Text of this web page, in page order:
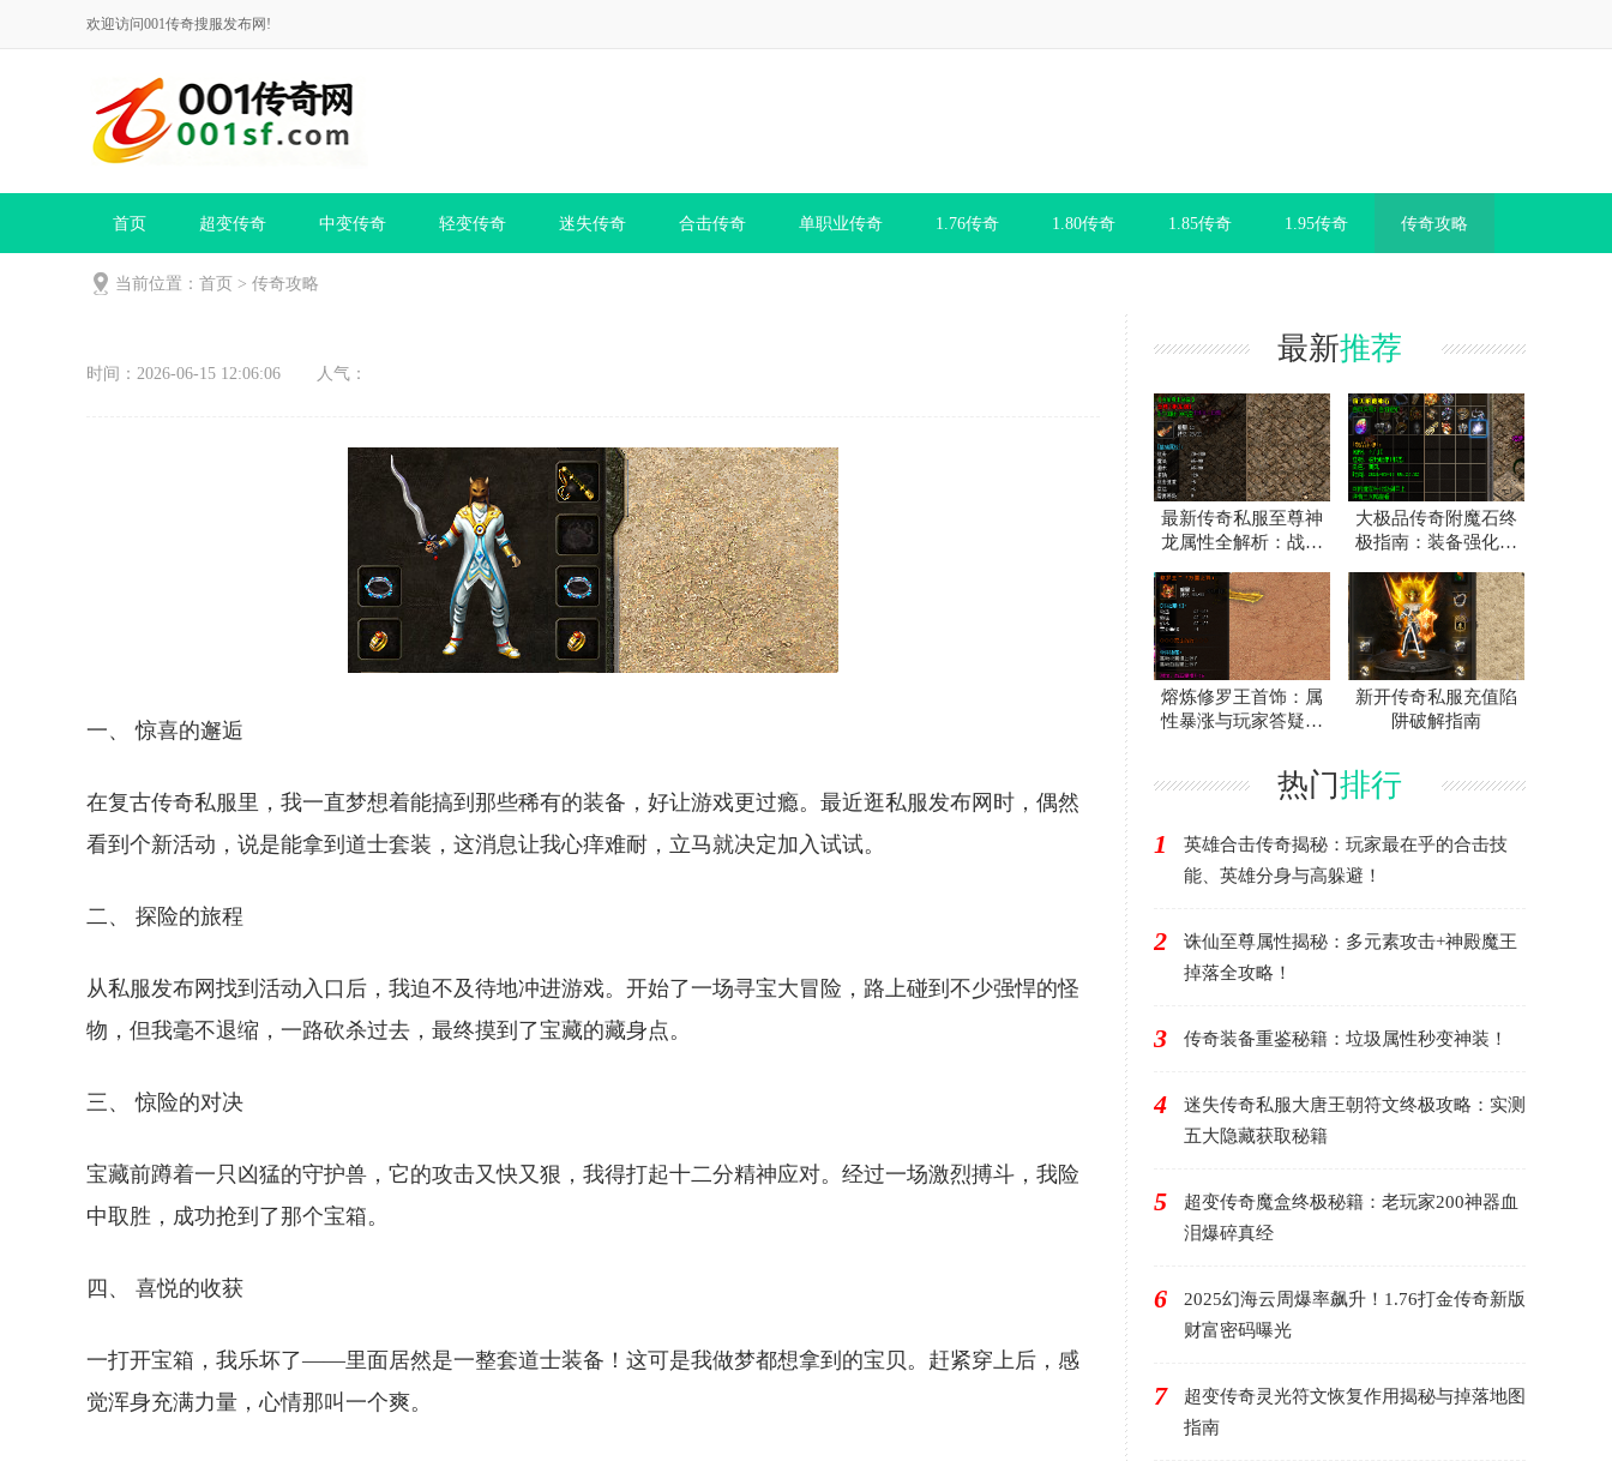
欢迎访问001传奇搜服发布网!
首页 超变传奇 中变传奇 轻变传奇 迷失传奇 合击传奇 单职业传奇 1.76传奇 1.80传奇 1.85传奇 1.95传奇 传奇攻略
当前位置： 首页 > 传奇攻略
时间：2026-06-15 12:06:06 人气：
一、 惊喜的邂逅
在复古传奇私服里，我一直梦想着能搞到那些稀有的装备，好让游戏更过瘾。最近逛私服发布网时，偶然
看到个新活动，说是能拿到道士套装，这消息让我心痒难耐，立马就决定加入试试。
二、 探险的旅程
从私服发布网找到活动入口后，我迫不及待地冲进游戏。开始了一场寻宝大冒险，路上碰到不少强悍的怪
物，但我毫不退缩，一路砍杀过去，最终摸到了宝藏的藏身点。
三、 惊险的对决
宝藏前蹲着一只凶猛的守护兽，它的攻击又快又狠，我得打起十二分精神应对。经过一场激烈搏斗，我险
中取胜，成功抢到了那个宝箱。
四、 喜悦的收获
一打开宝箱，我乐坏了——里面居然是一整套道士装备！这可是我做梦都想拿到的宝贝。赶紧穿上后，感
觉浑身充满力量，心情那叫一个爽。
最新推荐
最新传奇私服至尊神
龙属性全解析：战士
大极品传奇附魔石终
极指南：装备强化作
熔炼修罗王首饰：属
性暴涨与玩家答疑终
新开传奇私服充值陷
阱破解指南
热门排行
1
英雄合击传奇揭秘：玩家最在乎的合击技
能、英雄分身与高躲避！
2
诛仙至尊属性揭秘：多元素攻击+神殿魔王
掉落全攻略！
3 传奇装备重鉴秘籍：垃圾属性秒变神装！
4
迷失传奇私服大唐王朝符文终极攻略：实测
五大隐藏获取秘籍
5
超变传奇魔盒终极秘籍：老玩家200神器血
泪爆碎真经
6
2025幻海云周爆率飙升！1.76打金传奇新版
财富密码曝光
7
超变传奇灵光符文恢复作用揭秘与掉落地图
指南